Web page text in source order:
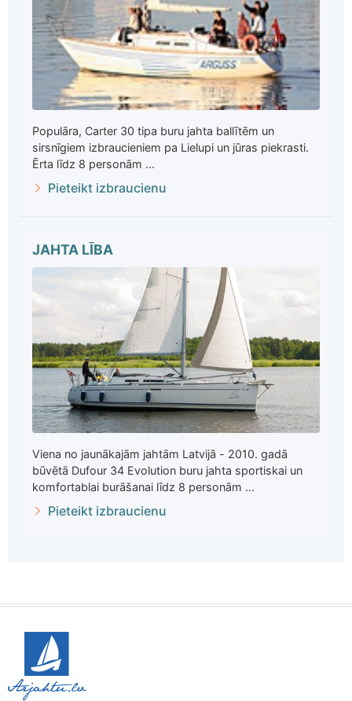
Populāra, Carter 30 tipa buru jahta ballītēm un
sirsnīgiem izbraucieniem pa Lielupi un jūras piekrasti.
Ērta līdz 8 personām ...
Pieteikt izbraucienu
JAHTA LĪBA
Viena no jaunākajām jahtām Latvijā - 2010. gadā
būvētā Dufour 34 Evolution buru jahta sportiskai un
komfortablai burāšanai līdz 8 personām ...
Pieteikt izbraucienu